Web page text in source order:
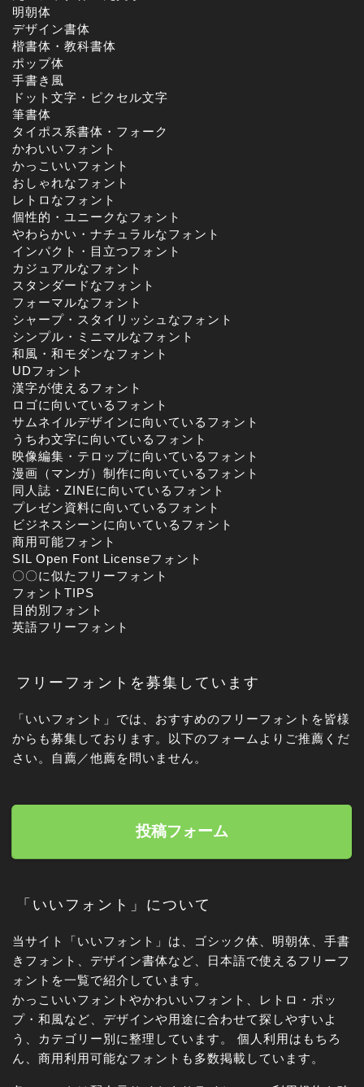
明朝体
デザイン書体
楷書体・教科書体
ポップ体
手書き風
ドット文字・ピクセル文字
筆書体
タイポス系書体・フォーク
かわいいフォント
かっこいいフォント
おしゃれなフォント
レトロなフォント
個性的・ユニークなフォント
やわらかい・ナチュラルなフォント
インパクト・目立つフォント
カジュアルなフォント
スタンダードなフォント
フォーマルなフォント
シャープ・スタイリッシュなフォント
シンプル・ミニマルなフォント
和風・和モダンなフォント
UDフォント
漢字が使えるフォント
ロゴに向いているフォント
サムネイルデザインに向いているフォント
うちわ文字に向いているフォント
映像編集・テロップに向いているフォント
漫画（マンガ）制作に向いているフォント
同人誌・ZINEに向いているフォント
プレゼン資料に向いているフォント
ビジネスシーンに向いているフォント
商用可能フォント
SIL Open Font Licenseフォント
〇〇に似たフリーフォント
フォントTIPS
目的別フォント
英語フリーフォント
フリーフォントを募集しています
「いいフォント」では、おすすめのフリーフォントを皆様
からも募集しております。以下のフォームよりご推薦くだ
さい。自薦／他薦を問いません。
投稿フォーム
「いいフォント」について
当サイト「いいフォント」は、ゴシック体、明朝体、手書
きフォント、デザイン書体など、日本語で使えるフリーフ
ォントを一覧で紹介しています。
かっこいいフォントやかわいいフォント、レトロ・ポッ
プ・和風など、デザインや用途に合わせて探しやすいよ
う、カテゴリー別に整理しています。 個人利用はもちろ
ん、商用利用可能なフォントも多数掲載しています。
角ゴシック
丸ゴシック体